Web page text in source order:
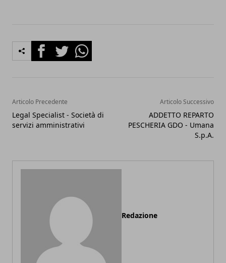
FacebookTwitterWhatsapp
Articolo Precedente
Legal Specialist - Società di
servizi amministrativi
Articolo Successivo
ADDETTO REPARTO
PESCHERIA GDO - Umana
S.p.A.
Redazione